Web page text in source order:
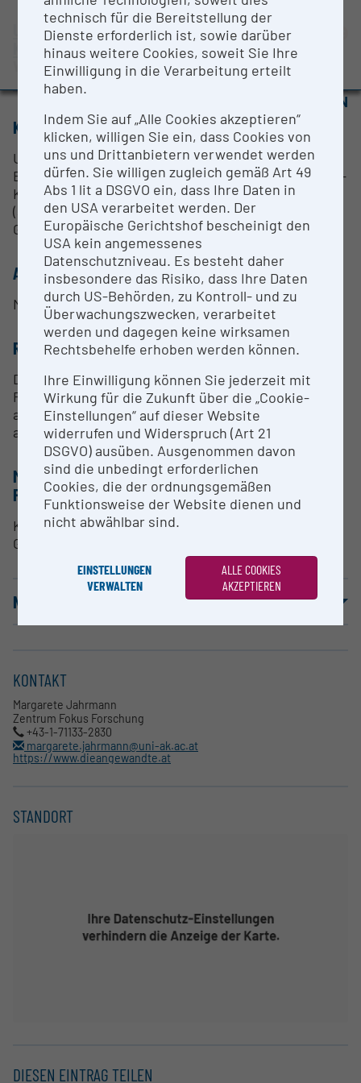
BMBWF-Forschungsinfrastruktur-Datenbank:
Evaluierungsstudie 2022
Auszeichnungen und Pressemeldungen
Universität für angewandte
Kunst Wien
Wien |Website
OPEN FOR COLLABORATION
KURZBESCHREIBUNG
Ultraleichter, portabler Verstärker zur Messung von
EEG (Elektroenzephalogramm). LiveAmp System 32-
Kanäle, Komplettsystem. Aktive Elektroden
(actiCAP). Sehr kompakt und kabellos (Bluetooth).
Gut einsetzbar für Feldstudien, z.B. in Museen etc.
ANSPRECHPERSON
Margarete Jahrmann
RESEARCH SERVICES
Derzeit werden keine Research Services für die
Forschungsinfrastruktur angeboten. Bei Interesse
an einer Kooperation setzen Sie sich bitte mit der
angeführten Kontaktperson in Verbindung.
METHODEN & EXPERTISE ZUR
FORSCHUNGSINFRASTRUKTUR
Künstlerische Studien zu psychophysikalischen
Grundlagen des Erlebens und medialen Gestaltens.
NUTZUNGSBEDINGUNGEN
KONTAKT
Margarete Jahrmann
Zentrum Fokus Forschung
+43-1-71133-2830
margarete.jahrmann@uni-ak.ac.at
https://www.dieangewandte.at
STANDORT
DIESEN EINTRAG TEILEN
technisch für die Bereitstellung der
Dienste erforderlich ist, sowie darüber
hinaus weitere Cookies, soweit Sie Ihre
Einwilligung in die Verarbeitung erteilt
haben.
Indem Sie auf „Alle Cookies akzeptieren“
klicken, willigen Sie ein, dass Cookies von
uns und Drittanbietern verwendet werden
dürfen. Sie willigen zugleich gemäß Art 49
Abs 1 lit a DSGVO ein, dass Ihre Daten in
den USA verarbeitet werden. Der
Europäische Gerichtshof bescheinigt den
USA kein angemessenes
Datenschutzniveau. Es besteht daher
insbesondere das Risiko, dass Ihre Daten
durch US-Behörden, zu Kontroll- und zu
Überwachungszwecken, verarbeitet
werden und dagegen keine wirksamen
Rechtsbehelfe erhoben werden können.
Ihre Einwilligung können Sie jederzeit mit
Wirkung für die Zukunft über die „Cookie-
Einstellungen“ auf dieser Website
widerrufen und Widerspruch (Art 21
DSGVO) ausüben. Ausgenommen davon
sind die unbedingt erforderlichen
Cookies, die der ordnungsgemäßen
Funktionsweise der Website dienen und
nicht abwählbar sind.
EINSTELLUNGEN
VERWALTEN
ALLE COOKIES
AKZEPTIEREN